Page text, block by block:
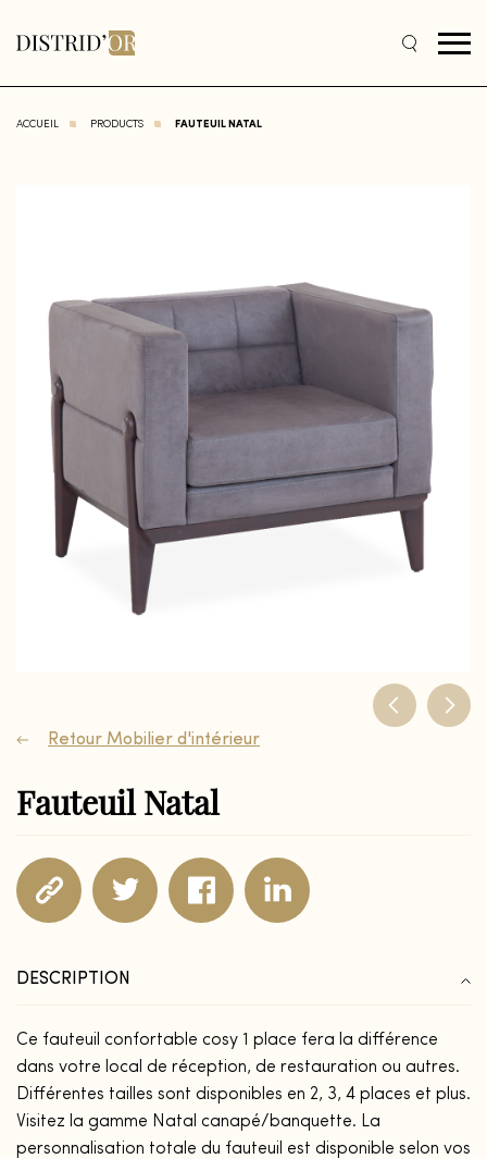
ACCUEIL PRODUCTS FAUTEUIL NATAL
Retour Mobilier d'intérieur
Fauteuil Natal
DESCRIPTION
Ce fauteuil confortable cosy 1 place fera la différence
dans votre local de réception, de restauration ou autres.
Différentes tailles sont disponibles en 2, 3, 4 places et plus.
Visitez la gamme Natal canapé/banquette. La
personnalisation totale du fauteuil est disponible selon vos